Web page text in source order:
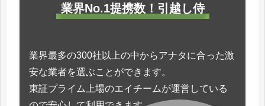
業界No.1提携数！引越し侍
業界最多の300社以上の中からアナタに合った激
安な業者を選ぶことができます。
東証プライム上場のエイチームが運営している